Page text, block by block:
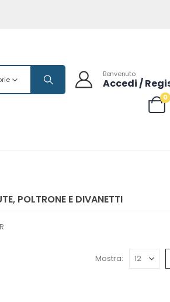
Benvenuto
Accedi /
0
POLTRONE E DIVANETTI
Mostra: